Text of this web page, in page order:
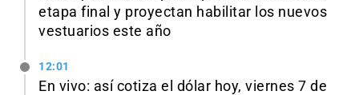
etapa final y proyectan habilitar los nuevos
vestuarios este año
12:01
En vivo: así cotiza el dólar hoy, viernes 7 de